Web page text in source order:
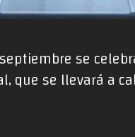
se
que se llevará a